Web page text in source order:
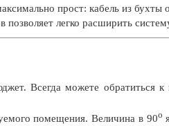
прост: кабель из бухты
позволяет легко расширить
Всегда можете обратиться
помещения. Величина в 90о